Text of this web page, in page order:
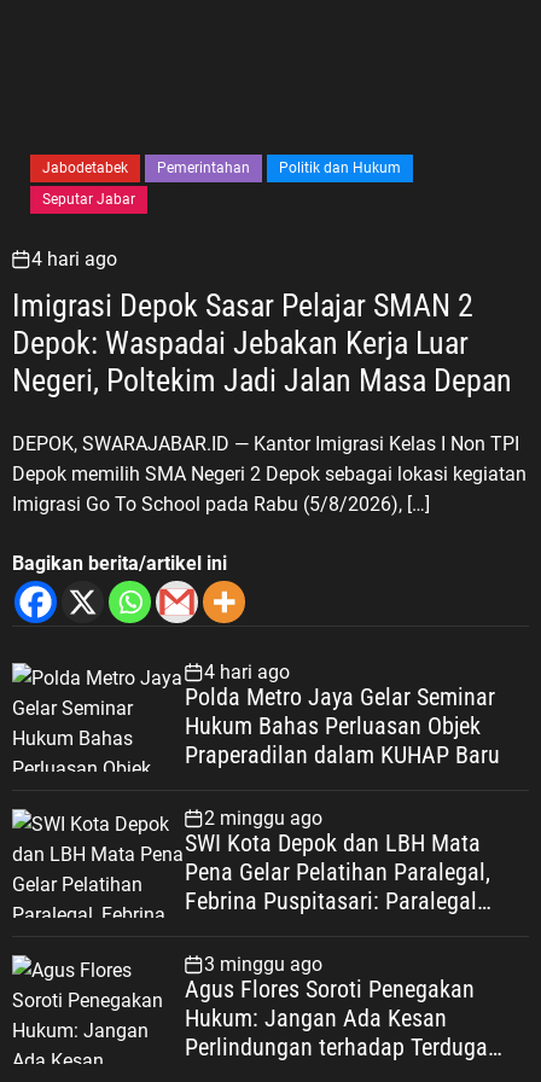
Menurut ASDO, perjuangan tersebut
tidak boleh berhenti pada kegiatan
membangun bangsa harus
diterjemahkan dalam kehidupan
generasi masa kini. “Jangan sekali-
kali melupakan sejarah dan jangan
pahlawan. Semangat perjuangan
para veteran harus menjadi
inspirasi bagi generasi muda untuk
belajar, berkarya, menjaga
persatuan, serta mengabdi kepada
bangsa dan negara,” tegasnya. LVRI
dan PPM Dorong JSN ’45 Masuk ke
menjaga kesinambungan nilai
sejarah perjuangan bangsa, LVRI
bersama PPM juga mendorong
penguatan Jiwa, Semangat dan
generasi muda. Sosialisasi ke
sekolah-sekolah menjadi salah
satu langkah yang dinilai strategis.
Selain memperkenalkan sejarah
tersebut diharapkan mampu
membangun karakter generasi
muda yang memiliki patriotisme,
nasionalisme, kecintaan terhadap
Jabodetabek Pemerintahan
Politik dan Hukum
Seputar Jabar
4 hari ago
Imigrasi Depok Sasar Pelajar SMAN 2
Depok: Waspadai Jebakan Kerja Luar
DEPOK, SWARAJABAR.ID — Kantor Imigrasi Kelas I Non TPI
Depok memilih SMA Negeri 2 Depok sebagai lokasi kegiatan
Imigrasi Go To School pada Rabu (5/8/2026), […]
Bagikan berita/artikel ini
4 hari ago
Polda Metro Jaya Gelar Seminar
Hukum Bahas Perluasan Objek
Praperadilan dalam KUHAP Baru
2 minggu ago
SWI Kota Depok dan LBH Mata
Pena Gelar Pelatihan Paralegal,
Febrina Puspitasari: Paralegal
Keadilan Warga Depok
3 minggu ago
Agus Flores Soroti Penegakan
Hukum: Jangan Ada Kesan
Perlindungan terhadap Terduga